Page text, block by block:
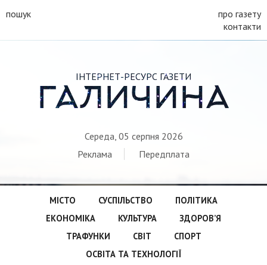
пошук
про газету
контакти
ІНТЕРНЕТ-РЕСУРС ГАЗЕТИ
ГАЛИЧИНА
Середа, 05 серпня 2026
Реклама
Передплата
МІСТО СУСПІЛЬСТВО
ПОЛІТИКА
ЕКОНОМІКА
КУЛЬТУРА
ЗДОРОВ’Я
ТРАФУНКИ
СВІТ
СПОРТ
ОСВІТА ТА ТЕХНОЛОГІЇ